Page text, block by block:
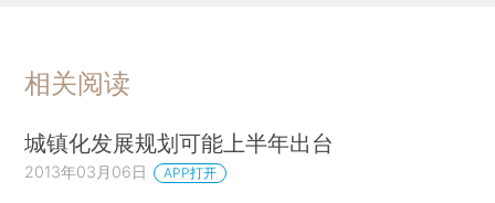
相关阅读
城镇化发展规划可能上半年出台
2013年03月06日 APP打开